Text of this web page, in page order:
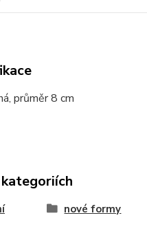
průměr 8 cm
nové formy